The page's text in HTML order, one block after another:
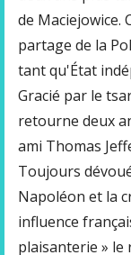
de Maciejowice.
partage de la
tant qu'État
Gracié par le
retourne deux
ami Thomas
Toujours
Napoléon et la
influence
plaisanterie » le